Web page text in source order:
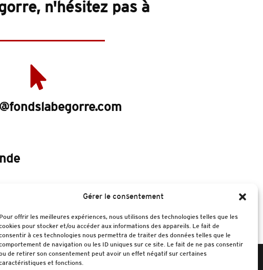
Gérer le consentement
Pour offrir les meilleures expériences, nous utilisons des technologies telles que les
pour stocker et/ou accéder aux informations des appareils. Le fait de
à ces technologies nous permettra de traiter des données telles que le
de navigation ou les ID uniques sur ce site. Le fait de ne pas consentir
de retirer son consentement peut avoir un effet négatif sur certaines
et fonctions.
n'hésitez pas à
d’oeuvres